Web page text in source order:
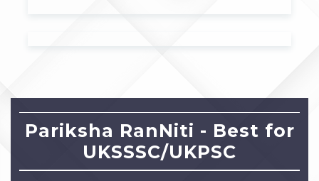
Pariksha RanNiti - Best for
UKSSSC/UKPSC